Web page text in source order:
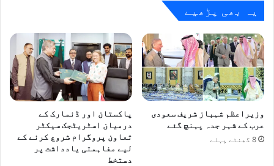
یہ بھی پڑھیے
وزیراعظم شہباز شریف سعودی
عرب کے شہر جدہ پہنچ گئے
8 گھنٹے پہلے
پاکستان اور ڈنمارک کے
درمیان اسٹریٹجک سیکٹر
تعاون پروگرام شروع کرنے کے
لیے مفاہمتی یادداشت پر
دستخط